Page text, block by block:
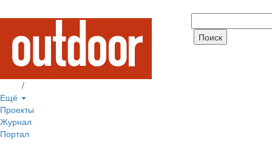
/
Ещё
Проекты
Журнал
Портал